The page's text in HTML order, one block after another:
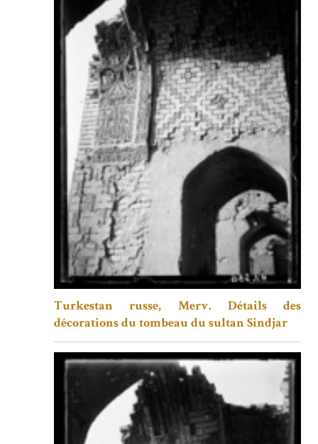
Turkestan russe, Merv. Détails des
décorations du tombeau du sultan Sindjar